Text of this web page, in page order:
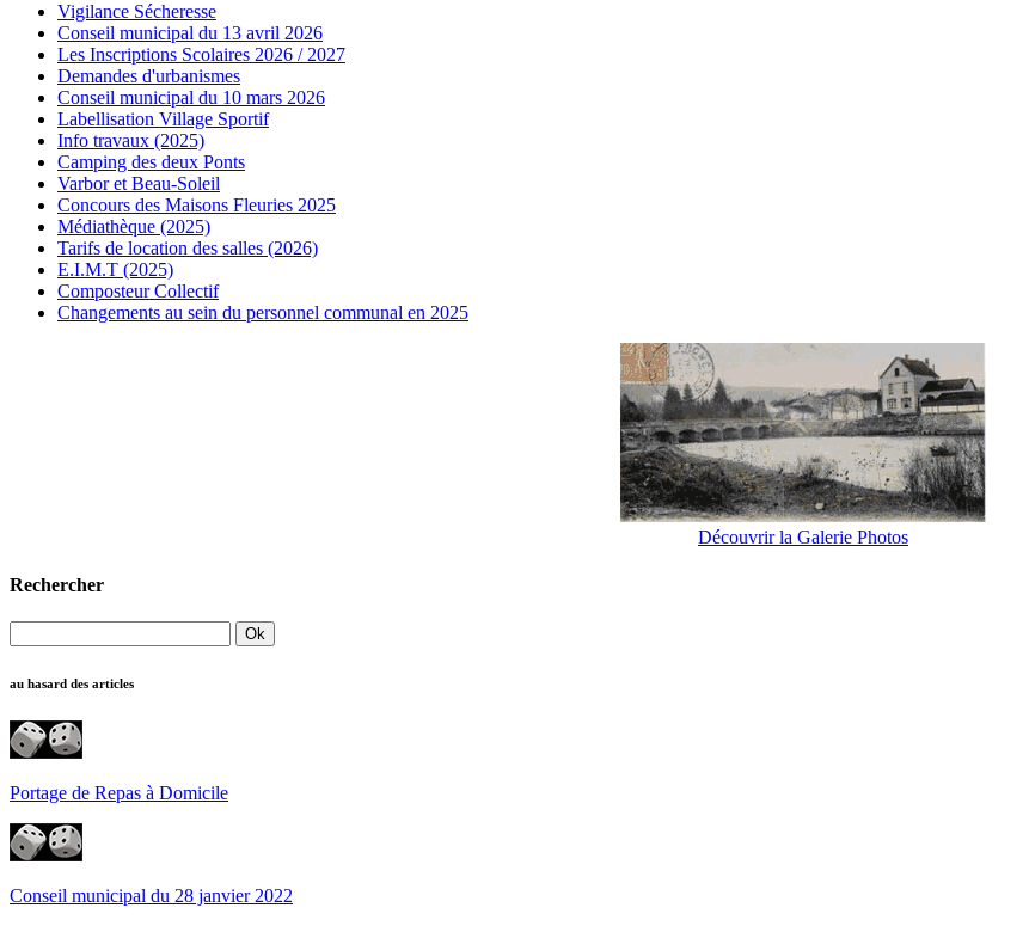
Vigilance Sécheresse
Conseil municipal du 13 avril 2026
Les Inscriptions Scolaires 2026 / 2027
Demandes d'urbanismes
Conseil municipal du 10 mars 2026
Labellisation Village Sportif
Info travaux (2025)
Camping des deux Ponts
Varbor et Beau-Soleil
Concours des Maisons Fleuries 2025
Médiathèque (2025)
Tarifs de location des salles (2026)
E.I.M.T (2025)
Composteur Collectif
Changements au sein du personnel communal en 2025
Découvrir la Galerie Photos
Rechercher
au hasard des articles
Portage de Repas à Domicile
Conseil municipal du 28 janvier 2022